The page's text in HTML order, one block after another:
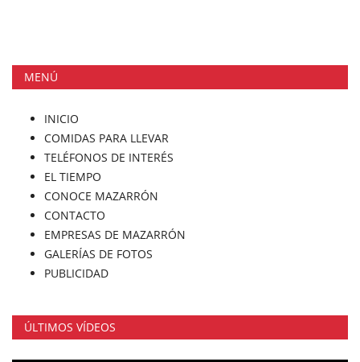
MENÚ
INICIO
COMIDAS PARA LLEVAR
TELÉFONOS DE INTERÉS
EL TIEMPO
CONOCE MAZARRÓN
CONTACTO
EMPRESAS DE MAZARRÓN
GALERÍAS DE FOTOS
PUBLICIDAD
ÚLTIMOS VÍDEOS